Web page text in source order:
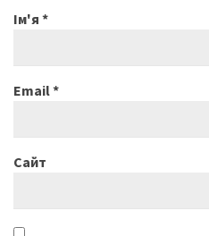
Ім'я *
Email*
Сайт